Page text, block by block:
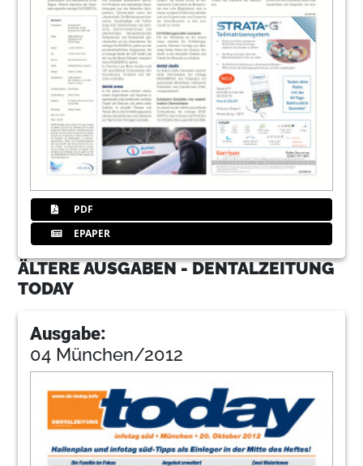
PDF
EPAPER
ÄLTERE AUSGABEN - DENTALZEITUNG
TODAY
Ausgabe:
04 München/2012